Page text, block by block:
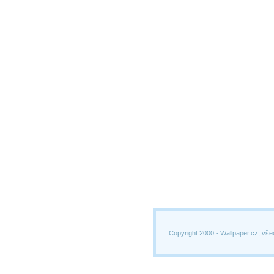
Copyright 2000 - Wallpaper.cz,